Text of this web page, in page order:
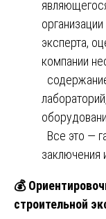
эксперта,
компании
Все это —
заключения
💰
строительной